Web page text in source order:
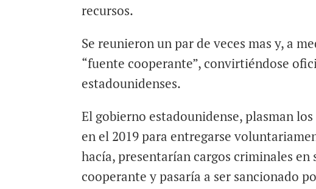
recursos.
Se reunieron un par de veces mas y, a
“fuente cooperante”, convirtiéndose
estadounidenses.
El gobierno estadounidense, plasman
en el 2019 para entregarse
hacía, presentarían cargos criminales
cooperante y pasaría a ser sancionado